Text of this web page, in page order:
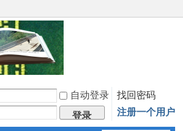
自动登录
找回密码
登录
注册一个用户